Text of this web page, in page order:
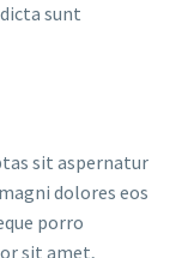
sunt
sit aspernatur
dolores eos
porro
sit amet,